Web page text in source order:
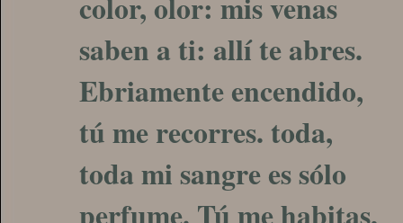
saben a ti: allí te abres.
Ebriamente encendido,
tú me recorres. toda,
toda mi sangre es sólo